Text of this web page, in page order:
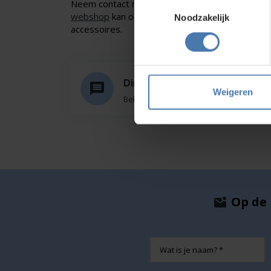
Toestemmingsselectie
Noodzakelijk
Weigeren
Neem contact met ons op of of bezoek onze
webshop kan ook. Ontdek ons assortiment aan
accessoires.
Direct en snel contact
Bel Whatsapp of mail
Op